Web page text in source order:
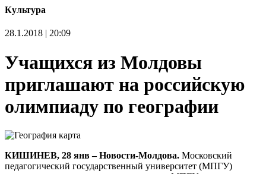
Культура
28.1.2018 | 20:09
Учащихся из Молдовы
приглашают на российскую
олимпиаду по географии
КИШИНЕВ, 28 янв – Новости-Молдова. Московский
педагогический государственный университет (МПГУ)